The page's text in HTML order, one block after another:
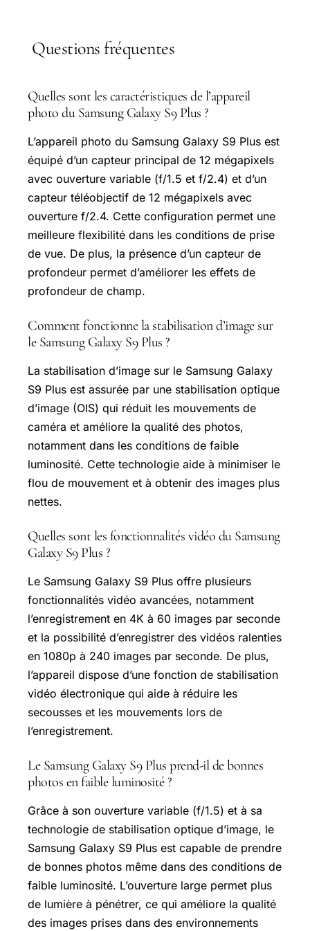
Questions fréquentes
Quelles sont les caractéristiques de l’appareil
photo du Samsung Galaxy S9 Plus ?
L’appareil photo du Samsung Galaxy S9 Plus est
équipé d’un capteur principal de 12 mégapixels
avec ouverture variable (f/1.5 et f/2.4) et d’un
capteur téléobjectif de 12 mégapixels avec
ouverture f/2.4. Cette configuration permet une
meilleure flexibilité dans les conditions de prise
de vue. De plus, la présence d’un capteur de
profondeur permet d’améliorer les effets de
profondeur de champ.
Comment fonctionne la stabilisation d’image sur
le Samsung Galaxy S9 Plus ?
La stabilisation d’image sur le Samsung Galaxy
S9 Plus est assurée par une stabilisation optique
d’image (OIS) qui réduit les mouvements de
caméra et améliore la qualité des photos,
notamment dans les conditions de faible
luminosité. Cette technologie aide à minimiser le
flou de mouvement et à obtenir des images plus
nettes.
Quelles sont les fonctionnalités vidéo du Samsung
Galaxy S9 Plus ?
Le Samsung Galaxy S9 Plus offre plusieurs
fonctionnalités vidéo avancées, notamment
l’enregistrement en 4K à 60 images par seconde
et la possibilité d’enregistrer des vidéos ralenties
en 1080p à 240 images par seconde. De plus,
l’appareil dispose d’une fonction de stabilisation
vidéo électronique qui aide à réduire les
secousses et les mouvements lors de
l’enregistrement.
Le Samsung Galaxy S9 Plus prend-il de bonnes
photos en faible luminosité ?
Grâce à son ouverture variable (f/1.5) et à sa
technologie de stabilisation optique d’image, le
Samsung Galaxy S9 Plus est capable de prendre
de bonnes photos même dans des conditions de
faible luminosité. L’ouverture large permet plus
de lumière à pénétrer, ce qui améliore la qualité
des images prises dans des environnements